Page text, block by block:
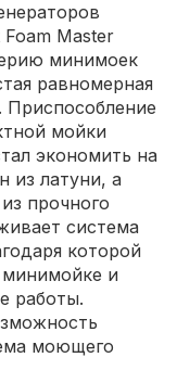
Master
минимоек
равномерная
Приспособление
мойки
экономить на
из латуни, а
прочного
система
которой
минимойке и
работы.
моющего